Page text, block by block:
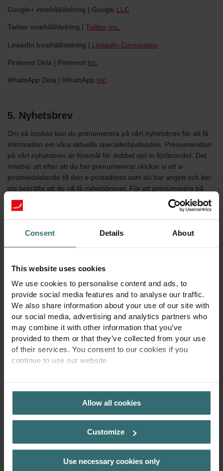
Consent Details About
This website uses cookies
We use cookies to personalise content and ads, to
provide social media features and to analyse our traffic.
We also share information about your use of our site with
our social media, advertising and analytics partners who
may combine it with other information that you’ve
provided to them or that they’ve collected from your use
of their services. You consent to our cookies if you
continue to use our website.
PRIVACY POLICY
Allow all cookies
Customize
Use necessary cookies only
Google+ innehåll/delning | Google LLC
Twitter innehåll/delning | Twitter Inc.
LinkedIn Innehåll/delning | LinkedIn Corporation
Pinterest Dela | Pinterest Inc
WhatsApp Dela | WhatsApp Inc
5. Nyhetsbrev
Om så önskas kan du prenumerera på vårt nyhetsbrev för att få
information om våra aktuella specialerbjudanden. Prenumeration
på vårt nyhetsbrev är föremål för dubbel opt-in-förfarandet. Det
innebär att efter att du har prenumererat skickar vi ett e-
postmeddelande till den e-postadress som du har angett och ber
dig bekräfta att du vill få nyhetsbrevet. För att prenumerera på
nyhetsbrevet är den enda information som krävs din e-
postadress, som vi sparar efter att du har prenumererat. Den
rättsliga grunden är den första meningen i art. 6(1)(a) i EU:s
allmänna dataskyddsförordning (GDPR). Du kan när som helst
postmeddelande med nyhetsbrev eller genom att använda
6. Överföring av uppgifter
Vi kan vidarebefordra dina personuppgifter som samlats in i
enlighet med punkt 2 i denna policy till andra medlemmar i
Zehnder-koncernen samt till tredje part, i alla möjliga länder i
världen, i den mån det är nödvändigt för att utföra din beställning.
Dessa mottagare kan befinna sig i länder som inte har en
med standardiserade dataskyddsklausuler enligt art. 46 para 2
7. Dina rättigheter